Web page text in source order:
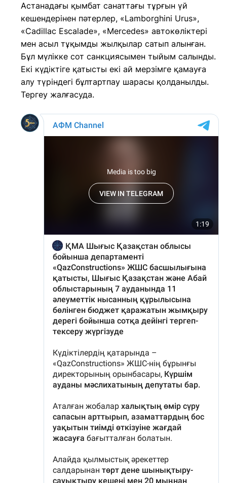
Астанадағы қымбат санаттағы тұрғын үй
кешендерінен пәтерлер, «Lamborghini Urus»,
«Cadillac Escalade», «Mercedes» автокөліктері
мен асыл тұқымды жылқылар сатып алынған.
Бұл мүлікке сот санкциясымен тыйым салынды.
Екі күдіктіге қатысты екі ай мерзімге қамауға
алу түріндегі бұлтартпау шарасы қолданылды.
Тергеу жалғасуда.